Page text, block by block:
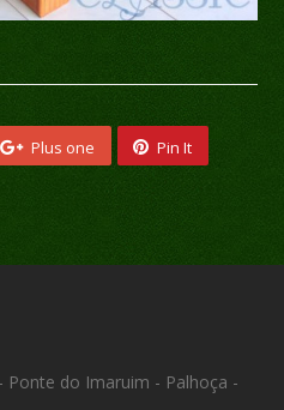
Plus one Pin It
Ponte do Imaruim - Palhoça -